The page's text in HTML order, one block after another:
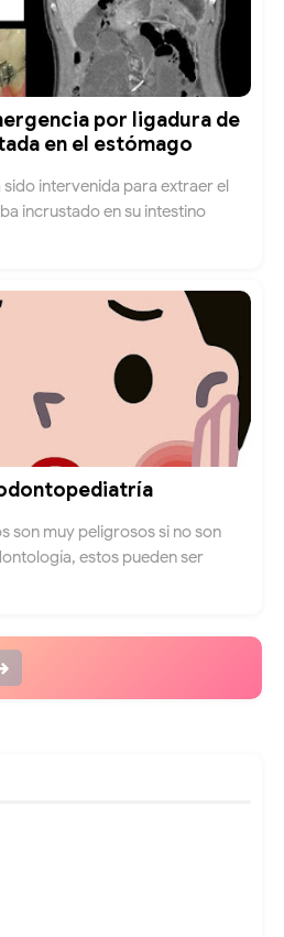
por ligadura de
en el estómago
sido intervenida para extraer el
incrustado en su intestino
son muy peligrosos si no son
estos pueden ser